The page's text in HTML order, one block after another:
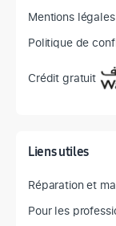
Mentions légales
Politique de
Crédit gratuit
Liens utiles
Réparation et
Pour les